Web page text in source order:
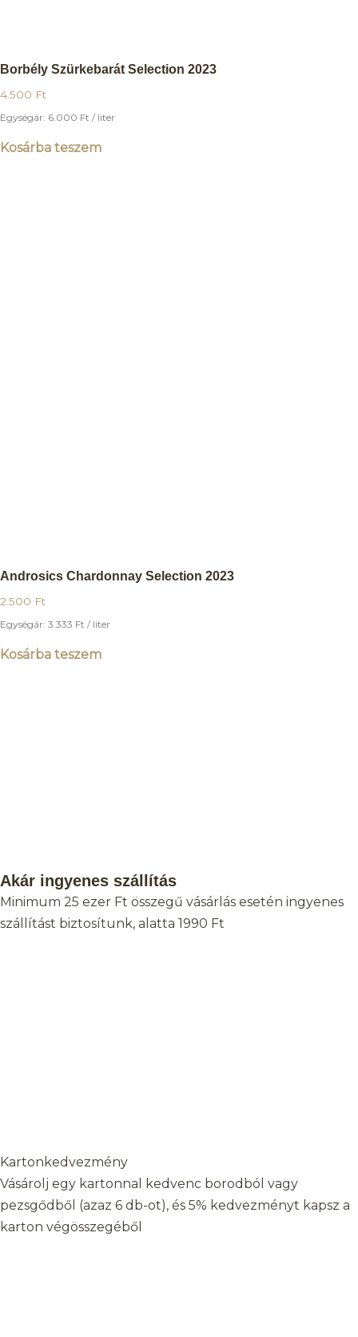
Borbély Szürkebarát Selection 2023
4.500 Ft
Egységár: 6.000 Ft / liter
Kosárba teszem
Androsics Chardonnay Selection 2023
2.500 Ft
Egységár: 3.333 Ft / liter
Kosárba teszem
Akár ingyenes szállítás
Minimum 25 ezer Ft összegű vásárlás esetén ingyenes
szállítást biztosítunk, alatta 1990 Ft
Kartonkedvezmény
Vásárolj egy kartonnal kedvenc borodból vagy
pezsgődből (azaz 6 db-ot), és 5% kedvezményt kapsz a
karton végösszegéből